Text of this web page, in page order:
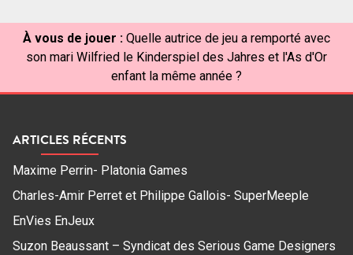
À vous de jouer : Quelle autrice de jeu a remporté avec
son mari Wilfried le Kinderspiel des Jahres et l'As d'Or
enfant la même année ?
ARTICLES RÉCENTS
Maxime Perrin- Platonia Games
Charles-Amir Perret et Philippe Gallois- SuperMeeple
EnVies EnJeux
Suzon Beaussant – Syndicat des Serious Game Designers